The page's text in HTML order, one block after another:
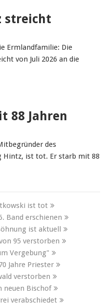
streicht
Ermlandfamilie: Die
von Juli 2026 an die
88 Jahren
des
Hintz, ist tot. Er starb mit 88
ist tot
Band erschienen
ist aktuell
95 verstorben
Vergebung"
Jahre Priester
verstorben
neuen Bischof
verabschiedet